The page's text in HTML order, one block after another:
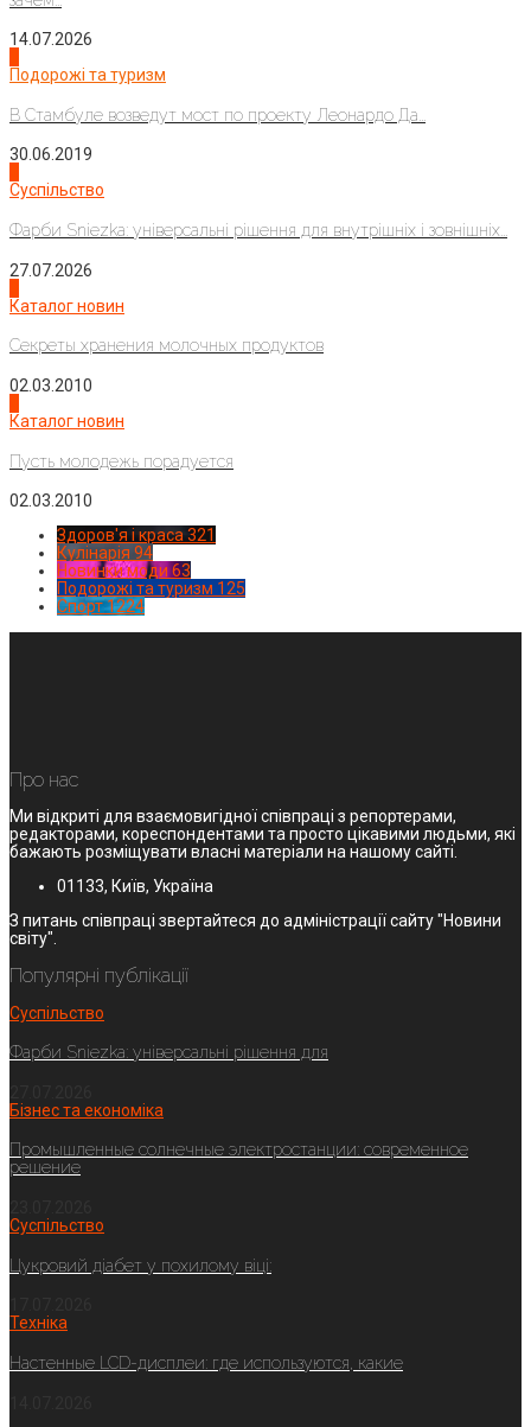
14.07.2026
Подорожі та туризм
В Стамбуле возведут мост по проекту Леонардо Да...
30.06.2019
Суспільство
Фарби Sniezka: універсальні рішення для внутрішніх і зовнішніх...
27.07.2026
Каталог новин
Секреты хранения молочных продуктов
02.03.2010
Каталог новин
Пусть молодежь порадуется
02.03.2010
Здоров'я і краса 321
Кулінарія 94
Новинки моди 63
Подорожі та туризм 125
Спорт1224
Про нас
Ми відкриті для взаємовигідної співпраці з репортерами,
редакторами, кореспондентами та просто цікавими людьми, які
бажають розміщувати власні матеріали на нашому сайті.
01133, Київ, Україна
З питань співпраці звертайтеся до адміністрації сайту "Новини
світу".
Популярні публікації
Суспільство
Фарби Sniezka: універсальні рішення для
Бізнес та економіка
Промышленные солнечные электростанции: современное
решение
Суспільство
Цукровий діабет у похилому віці:
Техніка
Настенные LCD-дисплеи: где используются, какие